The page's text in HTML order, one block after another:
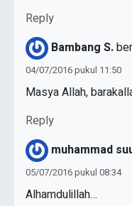
Reply
Bambang S.
04/07/2016 pukul 11:50
Masya Allah,
Reply
muhammad
05/07/2016 pukul 08:34
Alhamdulillah…